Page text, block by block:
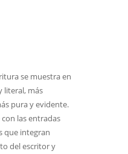
se muestra en
literal, más
pura y evidente.
las entradas
que integran
del escritor y